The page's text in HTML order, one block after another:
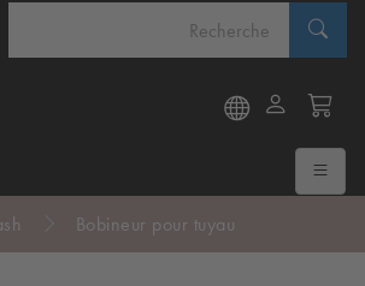
Bobineur pour tuyau